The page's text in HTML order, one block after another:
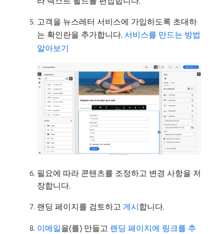
고객을 뉴스레터 서비스에 가입하도록 초대하
는 확인란을 추가합니다. 서비스를 만드는 방법
알아보기
필요에 따라 콘텐츠를 조정하고 변경 사항을 저
장합니다.
랜딩 페이지를 검토하고 게시합니다.
이메일을(를) 만들고 랜딩 페이지에 링크를 추